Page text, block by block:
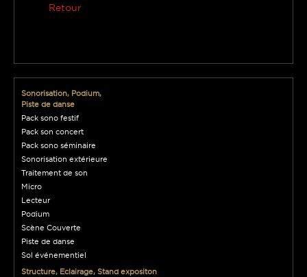
Retour
Sonorisation, Podium,
Piste de danse
Pack sono festif
Pack son concert
Pack sono séminaire
Sonorisation extérieure
Traitement de son
Micro
Lecteur
Podium
Scène Couverte
Piste de danse
Sol événementiel
Structure, Eclairage, Stand expositon